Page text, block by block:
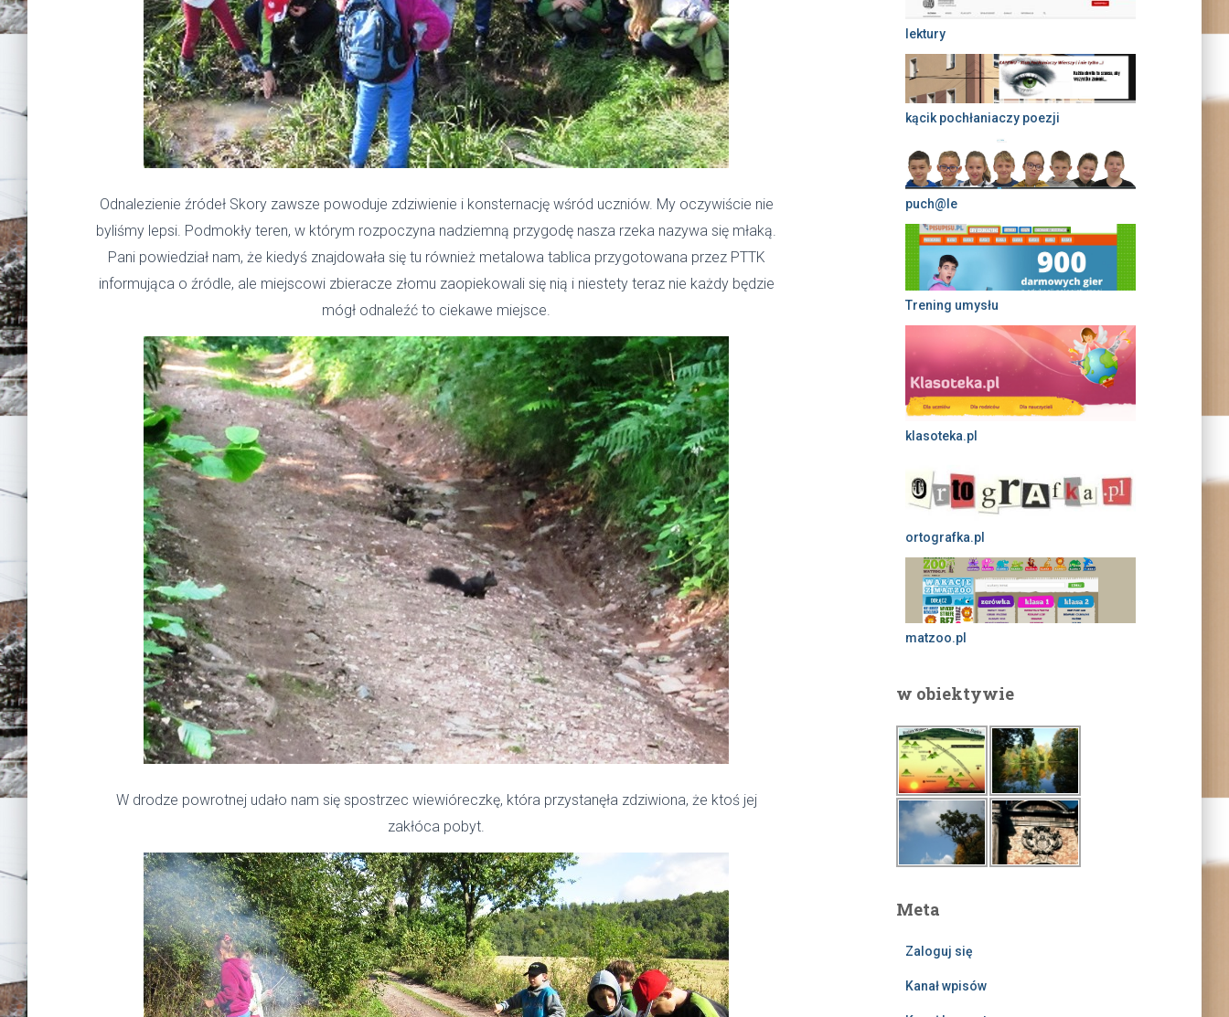
Odnalezienie źródeł Skory zawsze powoduje zdziwienie i konsternację wśród uczniów. My oczywiście nie
byliśmy lepsi. Podmokły teren, w którym rozpoczyna nadziemną przygodę nasza rzeka nazywa się młaką.
Pani powiedział nam, że kiedyś znajdowała się tu również metalowa tablica przygotowana przez PTTK
informująca o źródle, ale miejscowi zbieracze złomu zaopiekowali się nią i niestety teraz nie każdy będzie
mógł odnaleźć to ciekawe miejsce.
W drodze powrotnej udało nam się spostrzec wiewióreczkę, która przystanęła zdziwiona, że ktoś jej
zakłóca pobyt.
lektury
kącik pochłaniaczy poezji
puch@le
Trening umysłu
klasoteka.pl
ortografka.pl
matzoo.pl
w obiektywie
Meta
Zaloguj się
Kanał wpisów